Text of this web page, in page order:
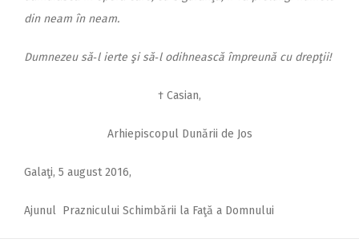
din neam în neam.
Dumnezeu să‑l ierte şi să‑l odih­nească împreună cu drepţii!
† Casian,
Arhiepiscopul Dunării de Jos
Galaţi, 5 august 2016,
Ajunul Praznicului Schimbării la Faţă a Domnului